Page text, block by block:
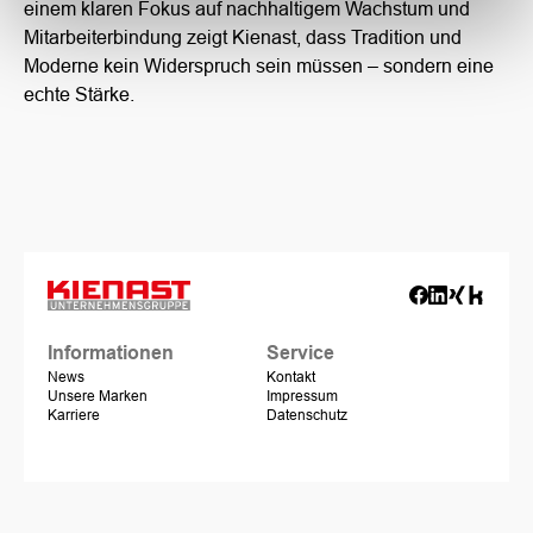
einem klaren Fokus auf nachhaltigem Wachstum und
Mitarbeiterbindung zeigt Kienast, dass Tradition und
Moderne kein Widerspruch sein müssen – sondern eine
echte Stärke.
Informationen
News
Unsere Marken
Karriere
Service
Kontakt
Impressum
Datenschutz